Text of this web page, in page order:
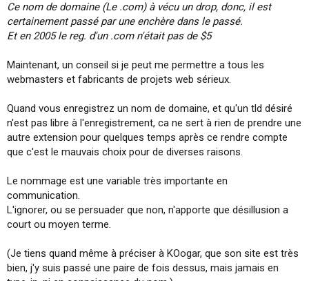
Ce nom de domaine (Le .com) à vécu un drop, donc, il est
certainement passé par une enchère dans le passé.
Et en 2005 le reg. d'un .com n'était pas de $5
Maintenant, un conseil si je peut me permettre a tous les
webmasters et fabricants de projets web sérieux.
Quand vous enregistrez un nom de domaine, et qu'un tld désiré
n'est pas libre à l'enregistrement, ca ne sert à rien de prendre une
autre extension pour quelques temps après ce rendre compte
que c'est le mauvais choix pour de diverses raisons.
Le nommage est une variable très importante en
communication.
L'ignorer, ou se persuader que non, n'apporte que désillusion a
court ou moyen terme.
(Je tiens quand même à préciser à KOogar, que son site est très
bien, j'y suis passé une paire de fois dessus, mais jamais en